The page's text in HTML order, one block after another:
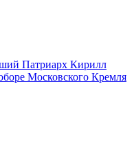
Патриарх Кирилл
Московского Кремля